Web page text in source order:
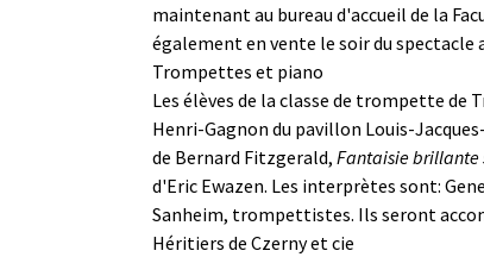
maintenant au bureau d'accueil de la
également en vente le soir du spectacle
Trompettes et piano
Les élèves de la classe de trompette de
Henri-Gagnon du pavillon Louis-
de Bernard Fitzgerald, Fantaisie brillante
d'Eric Ewazen. Les interprètes sont:
Sanheim, trompettistes. Ils seront
Héritiers de Czerny et cie